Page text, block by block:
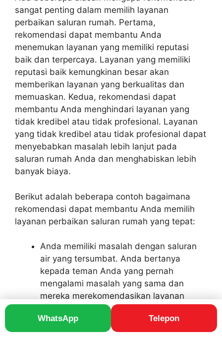
WhatsApp Telepon
sangat penting dalam memilih layanan
perbaikan saluran rumah. Pertama,
rekomendasi dapat membantu Anda
menemukan layanan yang memiliki reputasi
baik dan terpercaya. Layanan yang memiliki
reputasi baik kemungkinan besar akan
memberikan layanan yang berkualitas dan
memuaskan. Kedua, rekomendasi dapat
membantu Anda menghindari layanan yang
tidak kredibel atau tidak profesional. Layanan
yang tidak kredibel atau tidak profesional dapat
menyebabkan masalah lebih lanjut pada
saluran rumah Anda dan menghabiskan lebih
banyak biaya.
Berikut adalah beberapa contoh bagaimana
rekomendasi dapat membantu Anda memilih
layanan perbaikan saluran rumah yang tepat:
Anda memiliki masalah dengan saluran
air yang tersumbat. Anda bertanya
kepada teman Anda yang pernah
mengalami masalah yang sama dan
mereka merekomendasikan layanan
perbaikan saluran rumah tertentu. Anda
menghubungi layanan tersebut dan
mereka datang ke rumah Anda untuk